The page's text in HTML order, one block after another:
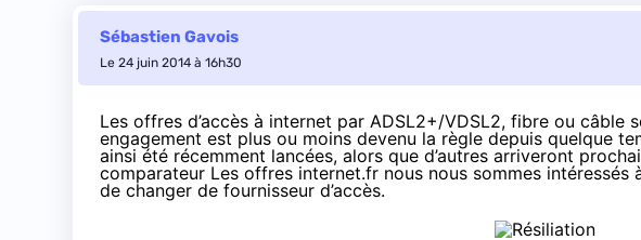
Sébastien Gavois
Le 24 juin 2014 à 16h30
Les offres d’accès à internet par ADSL2+/VDSL2, fibre ou câble
engagement est plus ou moins devenu la règle depuis quelque
ainsi été récemment lancées, alors que d’autres arriveront
comparateur Les offres internet.fr nous nous sommes
de changer de fournisseur d’accès.